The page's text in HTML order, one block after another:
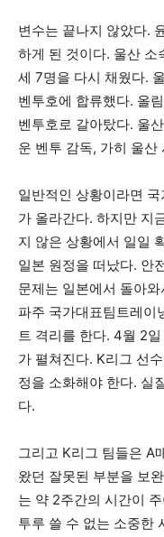
변수는 끝나지 않았다.
하게 된 것이다. 울산 소
세 7명을 다시 채웠다.
벤투호에 합류했다. 올
벤투호로 갈아탔다. 울
운 벤투 감독, 가히 울산
일반적인 상황이라면
가 올라간다. 하지만 지
지 않은 상황에서 일일
일본 원정을 떠났다. 안
문제는 일본에서 돌아
파주 국가대표팀트레이
트 격리를 한다. 4월 2
가 펼쳐진다. K리그 선
정을 소화해야 한다. 실
다.
그리고 K리그 팀들은 A
왔던 잘못된 부분을 보
는 약 2주간의 시간이
투루 쓸 수 없는 소중한